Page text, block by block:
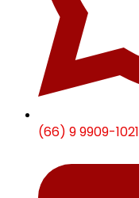
(66) 9 9909-1021